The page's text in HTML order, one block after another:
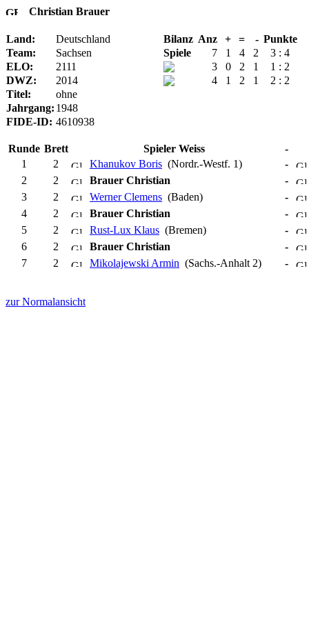
Christian Brauer
Land: Deutschland Bilanz Anz + = - Punkte
Team:
Sachsen Spiele 7 1 4 2
3 : 4
ELO:
2111 3 0 2 1
1 : 2
DWZ:
2014 4 1 2 1
2 : 2
Titel:
ohne
Jahrgang: 1948
FIDE-ID: 4610938
Runde Brett Spieler Weiss
-
1
2 Khanukov Boris (Nordr.-Westf. 1)
-
2
2 Brauer Christian
-
3
2 Werner Clemens (Baden)
-
4
2 Brauer Christian
-
5
2 Rust-Lux Klaus (Bremen)
-
6
2 Brauer Christian
-
7
2 Mikolajewski Armin (Sachs.-Anhalt 2) -
zur Normalansicht